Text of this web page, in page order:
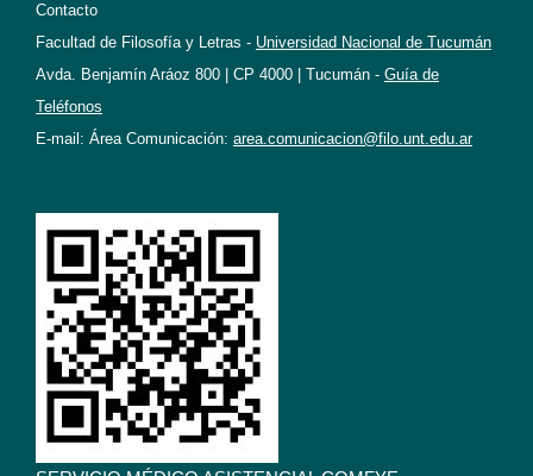
Contacto
Facultad de Filosofía y Letras - Universidad Nacional de Tucumán
Avda. Benjamín Aráoz 800 | CP 4000 | Tucumán - Guía de
Teléfonos
E-mail: Área Comunicación: area.comunicacion@filo.unt.edu.ar